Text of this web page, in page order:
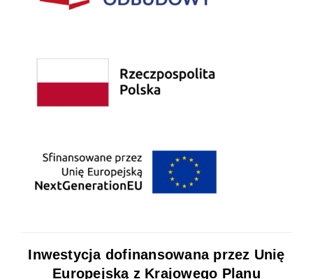
Inwestycja dofinansowana przez Unię
Europejską z Krajowego Planu